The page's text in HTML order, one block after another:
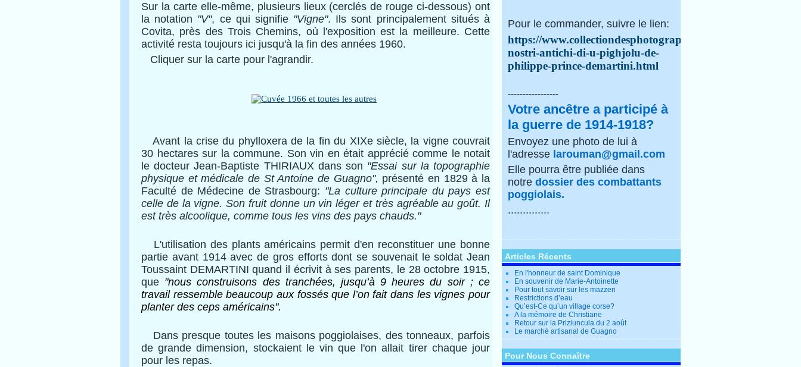
Sur la carte elle-même, plusieurs lieux (cerclés de rouge ci-dessous) ont
la notation "V", ce qui signifie "Vigne". Ils sont principalement situés à
Covita, près des Trois Chemins, où l'exposition est la meilleure. Cette
activité resta toujours ici jusqu'à la fin des années 1960.
Cliquer sur la carte pour l'agrandir.
Avant la crise du phylloxera de la fin du XIXe siècle, la vigne couvrait
30 hectares sur la commune. Son vin en était apprécié comme le notait
le docteur Jean-Baptiste THIRIAUX dans son "Essai sur la topographie
physique et médicale de St Antoine de Guagno", présenté en 1829 à la
Faculté de Médecine de Strasbourg: "La culture principale du pays est
celle de la vigne. Son fruit donne un vin léger et très agréable au goût. Il
est très alcoolique, comme tous les vins des pays chauds."
L'utilisation des plants américains permit d'en reconstituer une bonne
partie avant 1914 avec de gros efforts dont se souvenait le soldat Jean
Toussaint DEMARTINI quand il écrivit à ses parents, le 28 octobre 1915,
que "nous construisons des tranchées, jusqu’à 9 heures du soir ; ce
travail ressemble beaucoup aux fossés que l’on fait dans les vignes pour
planter des ceps américains".
Dans presque toutes les maisons poggiolaises, des tonneaux, parfois
de grande dimension, stockaient le vin que l'on allait tirer chaque jour
pour les repas.
Pour le commander, suivre le lien:
https://www.collectiondesphotographes.com/i-
nostri-antichi-di-u-pighjolu-de-
philippe-prince-demartini.html
-----------------
Votre ancêtre a participé à
la guerre de 1914-1918?
Envoyez une photo de lui à
l'adresse larouman@gmail.com
Elle pourra être publiée dans
notre dossier des combattants
poggiolais.
..............
Articles Récents
En l'honneur de saint Dominique
En souvenir de Marie-Antoinette
Pour tout savoir sur les mazzeri
Restrictions d’eau
Qu’est-Ce qu’un village corse?
A la mémoire de Christiane
Retour sur la Priziuncula du 2 août
Le marché artisanal de Guagno
Pour Nous Connaître